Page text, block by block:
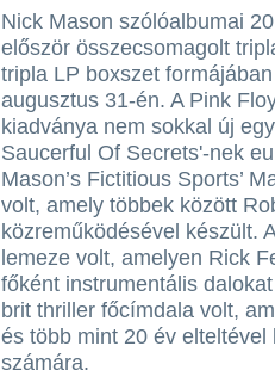
Nick Mason szólóalbumai
először összecsomagolt
tripla LP boxszet
augusztus 31-én. A Pink
kiadványa nem sokkal új
Saucerful Of Secrets'-nek
Mason’s Fictitious Sports’
volt, amely többek között
közreműködésével készült.
lemeze volt, amelyen Rick
főként instrumentális dalokat
brit thriller főcímdala volt,
és több mint 20 év
számára.